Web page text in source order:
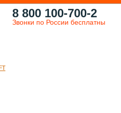
8 800 100-700-2
Звонки по России бесплатны